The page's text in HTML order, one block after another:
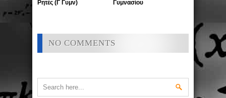
Ρητές (Γ Γυμν)
Γυμνασίου
NO COMMENTS